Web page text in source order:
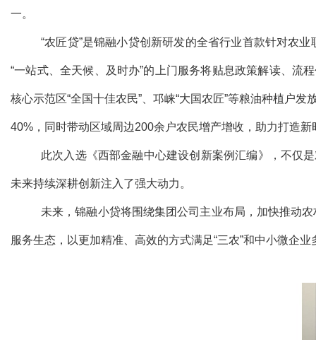
一。
“农匠贷”是锦融小贷创新研发的全省行业首款针对农
“一站式、全天候、及时办”的上门服务将贴息政策解读、流
核心示范区“全国十佳农民”、邛崃“大国农匠”等粮油种植户
40%，同时带动区域周边200余户农民增产增收，助力打造新
此次入选《西部金融中心建设创新案例汇编》，不仅
未来持续深耕创新注入了强大动力。
未来，锦融小贷将围绕集团公司主业布局，加快推动
服务生态，以更加精准、高效的方式满足“三农”和中小微企